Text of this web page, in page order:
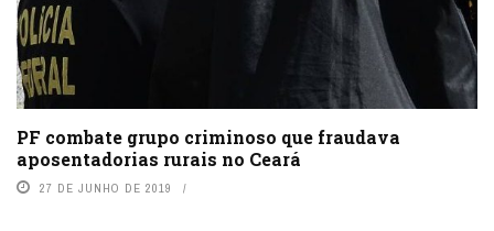
PF combate grupo criminoso que fraudava
aposentadorias rurais no Ceará
27 DE JUNHO DE 2019